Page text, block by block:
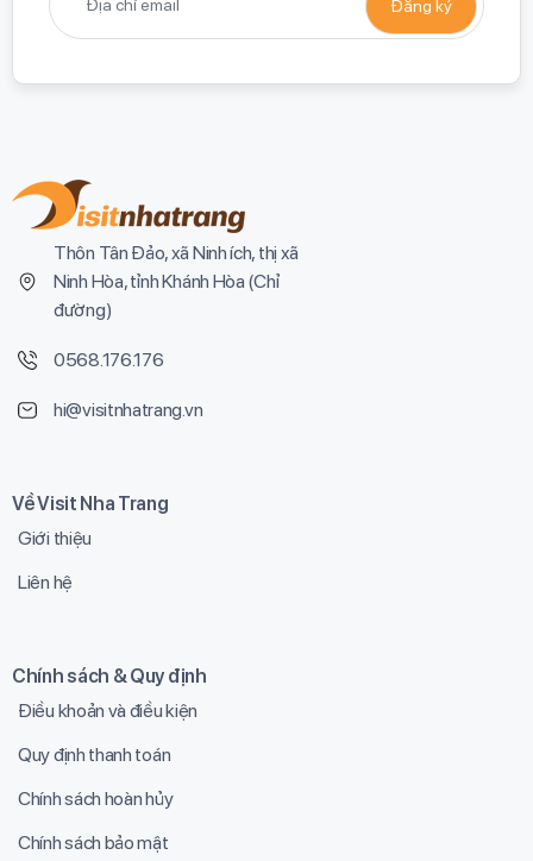
Thôn Tân Đảo, xã Ninh ích, thị xã
Ninh Hòa, tỉnh Khánh Hòa (Chỉ
đường)
0568.176.176
hi@visitnhatrang.vn
Về Visit Nha Trang
Giới thiệu
Liên hệ
Chính sách & Quy định
Điều khoản và điều kiện
Quy định thanh toán
Chính sách hoàn hủy
Chính sách bảo mật